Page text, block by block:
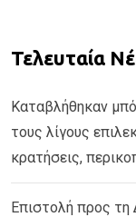
Τελευταία
Καταβλήθηκαν
τους λίγους
κρατήσεις,
Επιστολή προς τη